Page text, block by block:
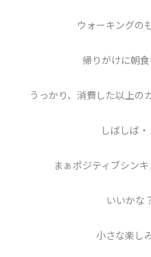
ウォーキングの
帰りがけに朝
うっかり、消費した以上の
しばしば
まぁポジティブシン
いいかな
小さな楽し